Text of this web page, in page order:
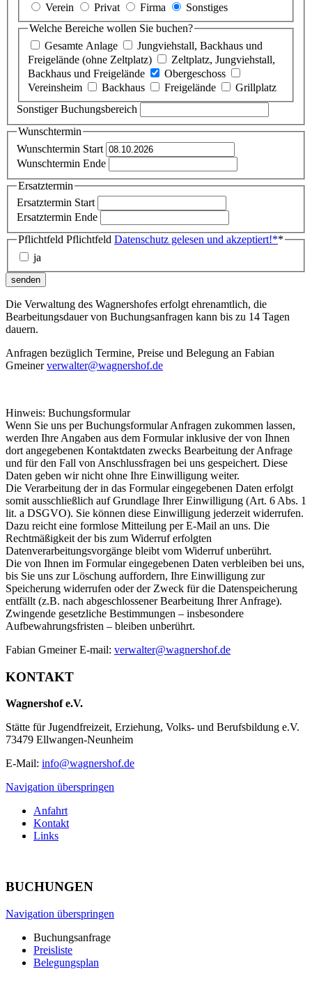
Verein
Privat Firma
Sonstiges
Welche Bereiche wollen Sie buchen?
Gesamte Anlage
Jungviehstall, Backhaus und
Freigelände (ohne Zeltplatz)
Zeltplatz, Jungviehstall,
Backhaus und Freigelände
Obergeschoss
Vereinsheim
Backhaus Freigelände
Grillplatz
Sonstiger Buchungsbereich
Wunschtermin
Wunschtermin Start
Wunschtermin Ende
Ersatztermin
Ersatztermin Start
Ersatztermin Ende
Pflichtfeld Pflichtfeld Datenschutz gelesen und akzeptiert!**
ja
senden
Die Verwaltung des Wagnershofes erfolgt ehrenamtlich, die
Bearbeitungsdauer von Buchungsanfragen kann bis zu 14 Tagen
dauern.
Anfragen bezüglich Termine, Preise und Belegung an Fabian
Gmeinerverwalter@wagnershof.de
Hinweis: Buchungsformular
Wenn Sie uns per Buchungsformular Anfragen zukommen lassen,
werden Ihre Angaben aus dem Formular inklusive der von Ihnen
dort angegebenen Kontaktdaten zwecks Bearbeitung der Anfrage
und für den Fall von Anschlussfragen bei uns gespeichert. Diese
Daten geben wir nicht ohne Ihre Einwilligung weiter.
Die Verarbeitung der in das Formular eingegebenen Daten erfolgt
somit ausschließlich auf Grundlage Ihrer Einwilligung (Art. 6 Abs. 1
lit. a DSGVO). Sie können diese Einwilligung jederzeit widerrufen.
Dazu reicht eine formlose Mitteilung per E-Mail an uns. Die
Rechtmäßigkeit der bis zum Widerruf erfolgten
Datenverarbeitungsvorgänge bleibt vom Widerruf unberührt.
Die von Ihnen im Formular eingegebenen Daten verbleiben bei uns,
bis Sie uns zur Löschung auffordern, Ihre Einwilligung zur
Speicherung widerrufen oder der Zweck für die Datenspeicherung
entfällt (z.B. nach abgeschlossener Bearbeitung Ihrer Anfrage).
Zwingende gesetzliche Bestimmungen – insbesondere
Aufbewahrungsfristen – bleiben unberührt.
Fabian Gmeiner E-mail: verwalter@wagnershof.de
KONTAKT
Wagnershof e.V.
Stätte für Jugendfreizeit, Erziehung, Volks- und Berufsbildung e.V.
73479 Ellwangen-Neunheim
E-Mail: info@wagnershof.de
Navigation überspringen
Anfahrt
Kontakt
Links
BUCHUNGEN
Navigation überspringen
Buchungsanfrage
Preisliste
Belegungsplan